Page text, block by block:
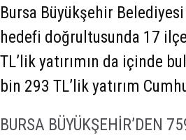
Bursa Büyükşehir
hedefi doğrultusunda 17
TL’lik yatırımın da içinde
bin 293 TL’lik yatırım
BURSA BÜYÜKŞEHİR’DEN